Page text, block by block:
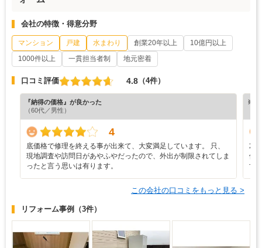
会社の特徴・得意分野
マンション 戸建 水まわり 創業20年以上
10億円以上
1000件以上
一貫担当者制 地元密着
口コミ評価 4.8 （4件）
『納得の価格』が良かった
（60代／男性）
4
底価格で修理を終える事が出来て、大変満足しています。 只、
現地調査や訪問日があやふやだったので、外出が制限されてしま
ったと言う思いは有ります。
※ホ
2年
修
す
この会社の口コミをもっと見る >
リフォーム事例 （3件）